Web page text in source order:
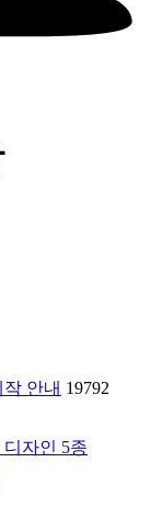
안내 19792
자인 5종